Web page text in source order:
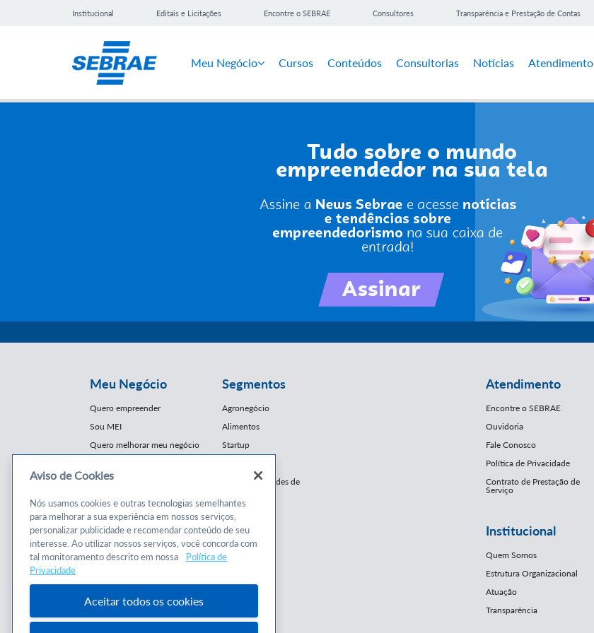
Institucional Editais e Licitações Encontre o SEBRAE Consultores Transparência e Prestação de Contas
Meu Negócio Cursos Conteúdos Consultorias Notícias Atendimento
Meu Negócio
Quero empreender
Sou MEI
Quero melhorar meu negócio
Cursos e
Conteúdos
Cursos
Consultorias
Programas
Segmentos
Agronegócio
Alimentos
Startup
Franquias / Redes de
Moda
Moveleiro
Saúde
Turismo
Mercopar
Atendimento
Encontre o SEBRAE
Ouvidoria
Fale Conosco
Política de Privacidade
Contrato de Prestação de
Serviço
Institucional
Quem Somos
Estrutura Organizacional
Atuação
Transparência
Aviso de Cookies
Nós usamos cookies e outras tecnologias semelhantes
para melhorar a sua experiência em nossos serviços,
personalizar publicidade e recomendar conteúdo de seu
interesse. Ao utilizar nossos serviços, você concorda com
tal monitoramento descrito em nossa
Política de
Privacidade
Aceitar todos os cookies